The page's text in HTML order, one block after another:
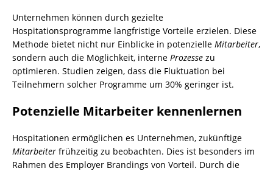
Unternehmen können durch gezielte
Hospitationsprogramme langfristige Vorteile erzielen. Diese
Methode bietet nicht nur Einblicke in potenzielle Mitarbeiter,
sondern auch die Möglichkeit, interne Prozesse zu
optimieren. Studien zeigen, dass die Fluktuation bei
Teilnehmern solcher Programme um 30% geringer ist.
Potenzielle Mitarbeiter kennenlernen
Hospitationen ermöglichen es Unternehmen, zukünftige
Mitarbeiter frühzeitig zu beobachten. Dies ist besonders im
Rahmen des Employer Brandings von Vorteil. Durch die